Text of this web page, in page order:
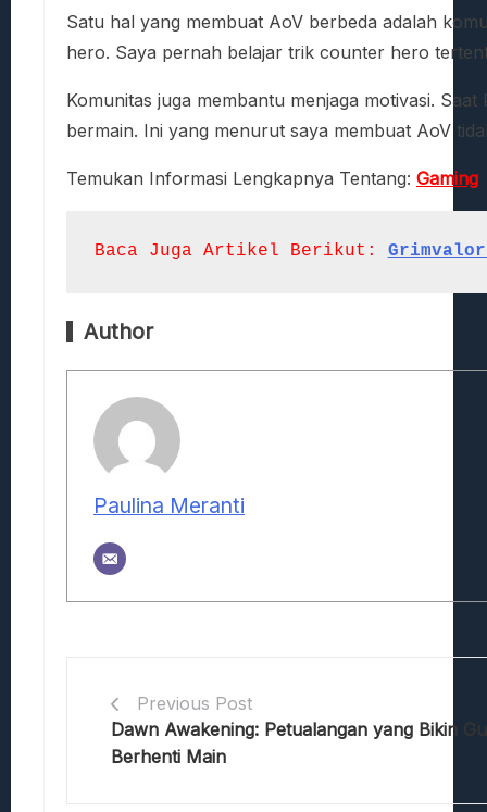
Satu hal yang membuat AoV berbeda adalah
hero. Saya pernah belajar trik counter hero
Komunitas juga membantu menjaga motivasi.
bermain. Ini yang menurut saya membuat AoV
Temukan Informasi Lengkapnya Tentang: Gaming
Baca Juga Artikel Berikut:
Author
Paulina Meranti
Previous Post
Dawn Awakening: Petualangan yang Bikin
Berhenti Main